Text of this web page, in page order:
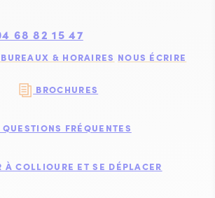
68 82 15 47
& HORAIRES NOUS ÉCRIRE
BROCHURES
QUESTIONS FRÉQUENTES
À COLLIOURE ET SE DÉPLACER